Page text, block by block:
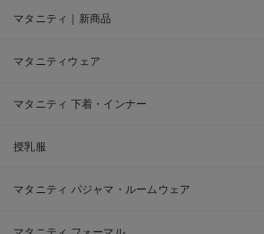
マタニティ｜新商品
マタニティウェア
マタニティ 下着・インナー
授乳服
マタニティ パジャマ・ルームウェア
マタニティ フォーマル